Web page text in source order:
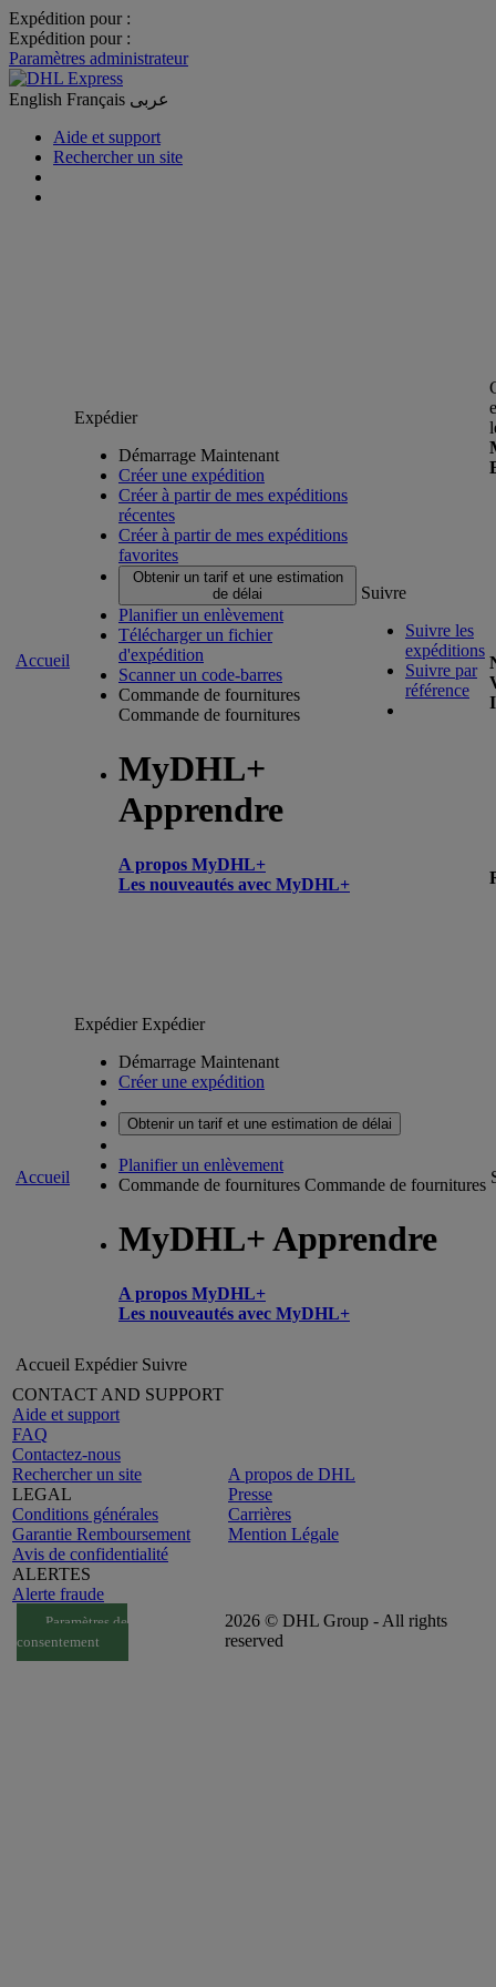
Expédition pour :
Expédition pour :
Paramètres administrateur
English Français عربى
Aide et support
Rechercher un site
Accueil
Expédier
Démarrage Maintenant
Créer une expédition
Créer à partir de mes expéditions
récentes
Créer à partir de mes expéditions
favorites
Obtenir un tarif et une estimation
de délai
Planifier un enlèvement
Télécharger un fichier
d'expédition
Scanner un code-barres
Commande de fournitures
Commande de fournitures
MyDHL+
Apprendre
A propos MyDHL+
Les nouveautés avec MyDHL+
Suivre
Suivre les
expéditions
Suivre par
référence
Accueil
ExpédierExpédier
Démarrage Maintenant
Créer une expédition
Obtenir un tarif et une estimation de délai
Planifier un enlèvement
Commande de fournitures Commande de fournitures
MyDHL+ Apprendre
A propos MyDHL+
Les nouveautés avec MyDHL+
Accueil Expédier Suivre
CONTACT AND SUPPORT
Aide et support
FAQ
Contactez-nous
Rechercher un site
LEGAL
Conditions générales
Garantie Remboursement
Avis de confidentialité
ALERTES
Alerte fraude
A propos de DHL
Presse
Carrières
Mention Légale
Paramètres de
consentement
2026 © DHL Group - All rights
reserved